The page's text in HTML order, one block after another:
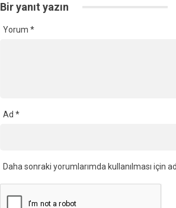
Bir yanıt yazın
Yorum *
Ad *
Daha sonraki yorumlarımda kullanılması için